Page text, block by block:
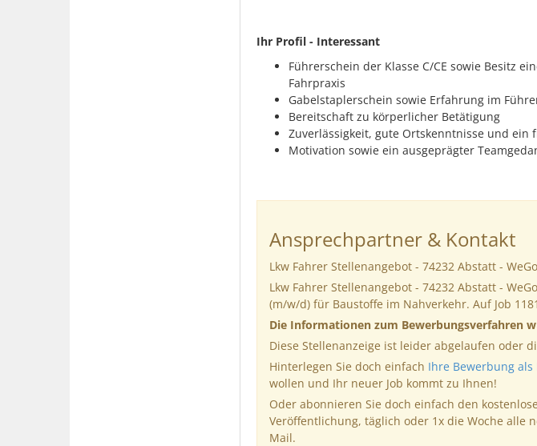
Ihr Profil - Interessant
Führerschein der Klasse C/CE sowie Besitz
Fahrpraxis
Gabelstaplerschein sowie Erfahrung im
Bereitschaft zu körperlicher Betätigung
Zuverlässigkeit, gute Ortskenntnisse und ein
Motivation sowie ein ausgeprägter
Ansprechpartner & Kontakt
Lkw Fahrer Stellenangebot - 74232 Abstatt -
Lkw Fahrer Stellenangebot - 74232 Abstatt -
(m/w/d) für Baustoffe im Nahverkehr. Auf Job
Die Informationen zum Bewerbungsverfahren
Diese Stellenanzeige ist leider abgelaufen oder
Hinterlegen Sie doch einfach Ihre Bewerbung
wollen und Ihr neuer Job kommt zu Ihnen!
Oder abonnieren Sie doch einfach den
Veröffentlichung, täglich oder 1x die Woche alle
Mail.